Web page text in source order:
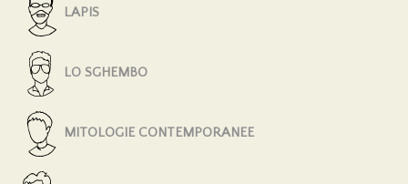
LAPIS
LO SGHEMBO
MITOLOGIE CONTEMPORANEE